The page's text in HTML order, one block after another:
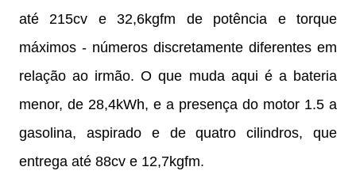
até 215cv e 32,6kgfm de potência e torque
máximos - números discretamente diferentes em
relação ao irmão. O que muda aqui é a bateria
menor, de 28,4kWh, e a presença do motor 1.5 a
gasolina, aspirado e de quatro cilindros, que
entrega até 88cv e 12,7kgfm.